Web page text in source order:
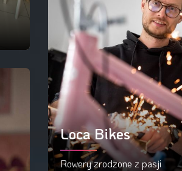
Loca Bikes
Rowery zrodzone z pasji